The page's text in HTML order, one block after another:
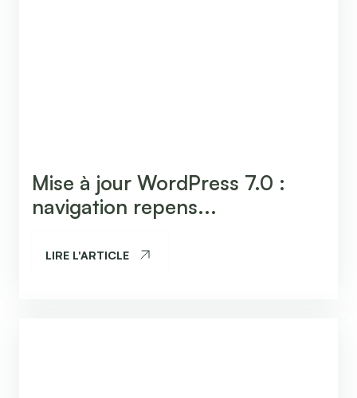
Mise à jour WordPress 7.0 :
navigation repens...
LIRE L'ARTICLE